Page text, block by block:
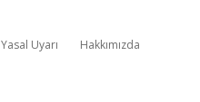
Yasal Uyarı Hakkımızda